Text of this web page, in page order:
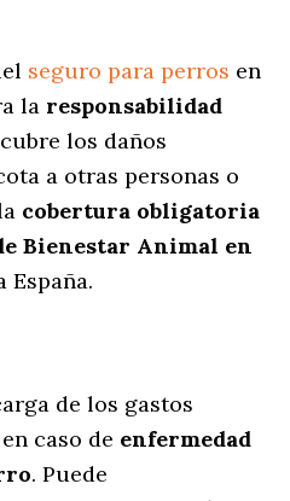
seguro para perros en
la responsabilidad
los daños
a otras personas o
cobertura obligatoria
Bienestar Animal en
España.
de los gastos
caso de enfermedad
. Puede